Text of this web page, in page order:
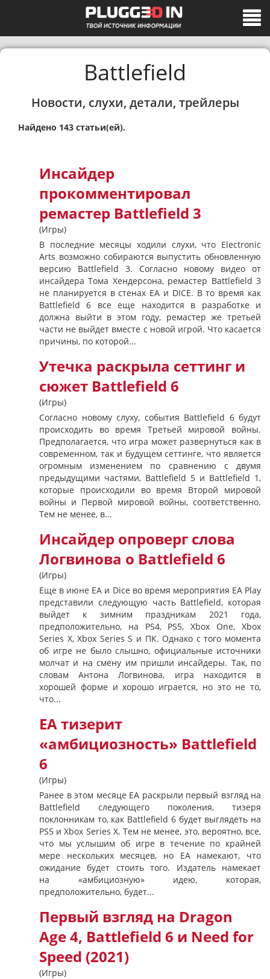
Battlefield
Новости, слухи, детали, трейлеры
Найдено 143 статьи(ей).
Инсайдер
прокомментировал
ремастер Battlefield 3
(Игры)
В последние месяцы ходили слухи, что Electronic
Arts возможно собираются выпустить обновленную
версию Battlefield 3. Согласно новому видео от
инсайдера Тома Хендерсона, ремастер Battlefield 3
не планируется в стенах EA и DICE. В то время как
Battlefield 6 все еще находится в разработке и
должна выйти в этом году, ремастер же третьей
части не выйдет вместе с новой игрой. Что касается
причины, по которой...
Утечка раскрыла сеттинг и
сюжет Battlefield 6
(Игры)
Согласно новому слуху, события Battlefield 6 будут
происходить во время Третьей мировой войны.
Предполагается, что игра может развернуться как в
современном, так и будущем сеттинге, что является
огромным изменением по сравнению с двумя
предыдущими частями, Battlefield 5 и Battlefield 1,
которые происходили во время Второй мировой
войны и Первой мировой войны, соответственно.
Тем не менее, в...
Инсайдер опроверг слова
Логвинова о Battlefield 6
(Игры)
Еще в июне EA и Dice во время мероприятия EA Play
представили следующую часть Battlefield, которая
выйдет к зимним праздникам 2021 года,
предположительно, на PS4, PS5, Xbox One, Xbox
Series X, Xbox Series S и ПК. Однако с того момента
об игре не было слышно, официальные источники
молчат и на смену им пришли инсайдеры. Так, по
словам Антона Логвинова, игра находится в
хорошей форме и хорошо играется, но это не то,
что...
EA тизерит
«амбициозность» Battlefield
6
(Игры)
Ранее в этом месяце EA раскрыли первый взгляд на
Battlefield следующего поколения, тизеря
поклонникам то, как Battlefield 6 будет выглядеть на
PS5 и Xbox Series X. Тем не менее, это, вероятно, все,
что мы услышим об игре в течение по крайней
мере нескольких месяцев, но EA намекают, что
ожидание будет стоить того. Издатель намекает
на «амбициозную» идею, которая,
предположительно, будет...
Первый взгляд на Dragon
Age 4, Battlefield 6 и Need for
Speed (2021)
(Игры)